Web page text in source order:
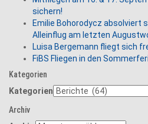
sichern!
Emilie Bohorodycz absolviert
Alleinflug am letzten
Luisa Bergemann fliegt sich
FiBS Fliegen in den
Kategorien
Kategorien
Archiv